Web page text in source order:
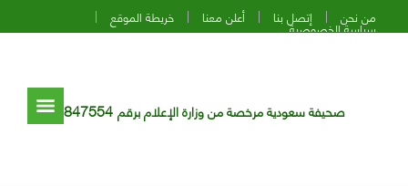
من نحن إتصل بنا أعلن معنا خريطة الموقع
سياسة الخصوصية
صحيفة سعودية مرخصة من وزارة الإعلام برقم 847554